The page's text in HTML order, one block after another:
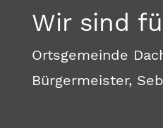
Wir sind
Ortsgemeinde
Bürgermeister,